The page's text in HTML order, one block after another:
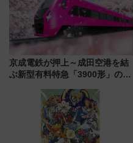
京成電鉄が押上～成田空港を結
ぶ新型有料特急「3900形」のコ
募集も実施